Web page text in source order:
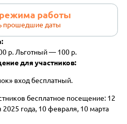
работы
прошедшие даты
р. Льготный — 100 р.
для участников:
вход бесплатный.
бесплатное посещение: 12
2025 года, 10 февраля, 10 марта